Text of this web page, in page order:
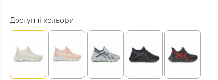
Доступні кольори